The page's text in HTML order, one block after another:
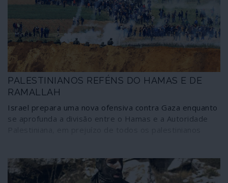
PALESTINIANOS REFÉNS DO HAMAS E DE
RAMALLAH
Israel prepara uma nova ofensiva contra Gaza enquanto
se aprofunda a divisão entre o Hamas e a Autoridade